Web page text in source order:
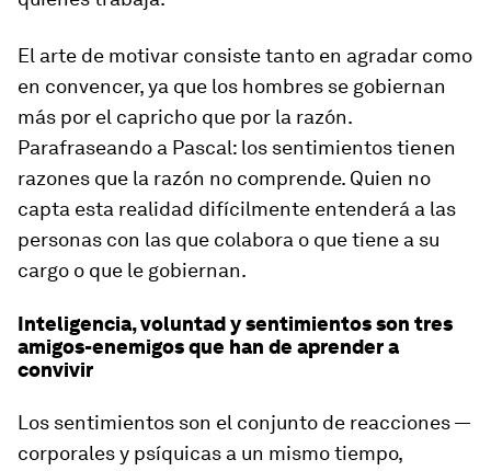
El arte de motivar consiste tanto en agradar como
en convencer, ya que los hombres se gobiernan
más por el capricho que por la razón.
Parafraseando a Pascal: los sentimientos tienen
razones que la razón no comprende. Quien no
capta esta realidad difícilmente entenderá a las
personas con las que colabora o que tiene a su
cargo o que le gobiernan.
Inteligencia, voluntad y sentimientos son tres
amigos-enemigos que han de aprender a
convivir
Los sentimientos son el conjunto de reacciones —
corporales y psíquicas a un mismo tiempo,